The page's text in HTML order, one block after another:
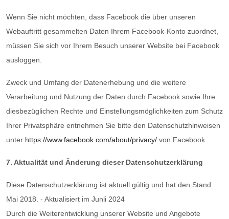
Wenn Sie nicht möchten, dass Facebook die über unseren
Webauftritt gesammelten Daten Ihrem Facebook-Konto zuordnet,
müssen Sie sich vor Ihrem Besuch unserer Website bei Facebook
ausloggen.
Zweck und Umfang der Datenerhebung und die weitere
Verarbeitung und Nutzung der Daten durch Facebook sowie Ihre
diesbezüglichen Rechte und Einstellungsmöglichkeiten zum Schutz
Ihrer Privatsphäre entnehmen Sie bitte den Datenschutzhinweisen
unter https://www.facebook.com/about/privacy/ von Facebook.
7. Aktualität und Änderung dieser Datenschutzerklärung
Diese Datenschutzerklärung ist aktuell gültig und hat den Stand
Mai 2018. - Aktualisiert im Junli 2024
Durch die Weiterentwicklung unserer Website und Angebote